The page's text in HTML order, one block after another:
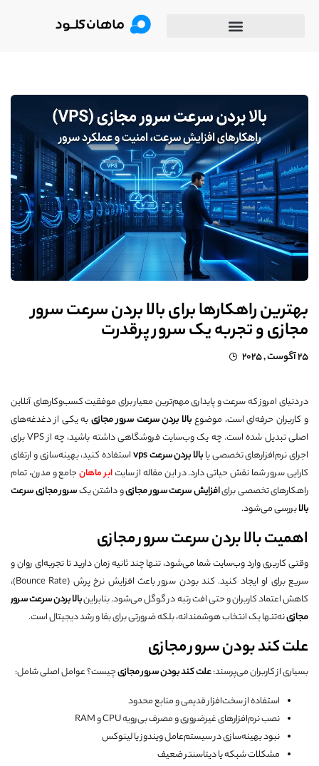
بهترین راهکارها برای بالا بردن سرعت سرور
مجازی و تجربه یک سرور پرقدرت
25 آگوست , 2025
در دنیای امروز که سرعت و پایداری مهم‌ترین معیار برای موفقیت کسب‌وکارهای آنلاین
و کاربران حرفه‌ای است، موضوعبالا بردن سرعت سرور مجازیبه یکی از دغدغه‌های
اصلی تبدیل شده است. چه یک وب‌سایت فروشگاهی داشته باشید، چه از VPS برای
اجرای نرم‌افزارهای تخصصی یابالا بردن سرعتvps
استفاده کنید، بهینه‌سازی و ارتقای
کارایی سرور شما نقش حیاتی دارد. در این مقاله از سایتابر ماهانجامع و مدرن، تمام
راهکارهای تخصصی برایافزایش سرعت سرور مجازیو داشتن یکسرور مجازی سرعت
بالابررسی می‌شود.
اهمیت بالا بردن سرعت سرور مجازی
وقتی کاربری وارد وب‌سایت شما می‌شود، تنها چند ثانیه زمان دارید تا تجربه‌ای روان و
سریع برای او ایجاد کنید. کند بودن سرور باعث افزایش نرخ پرش (Bounce Rate)،
کاهش اعتماد کاربران و حتی افت رتبه در گوگل می‌شود. بنابراینبالا بردن سرعت سرور
مجازینه‌تنها یک انتخاب هوشمندانه، بلکه ضرورتی برای بقا و رشد دیجیتال است.
علت کند بودن سرور مجازی
بسیاری از کاربران می‌پرسند:علت کند بودن سرور مجازیچیست؟ عوامل اصلی شامل:
استفاده از سخت‌افزار قدیمی و منابع محدود
نصب نرم‌افزارهای غیرضروری و مصرف بی‌رویه CPU و RAM
نبود بهینه‌سازی در سیستم‌عامل ویندوز یا لینوکس
مشکلات شبکه یا دیتاسنتر ضعیف